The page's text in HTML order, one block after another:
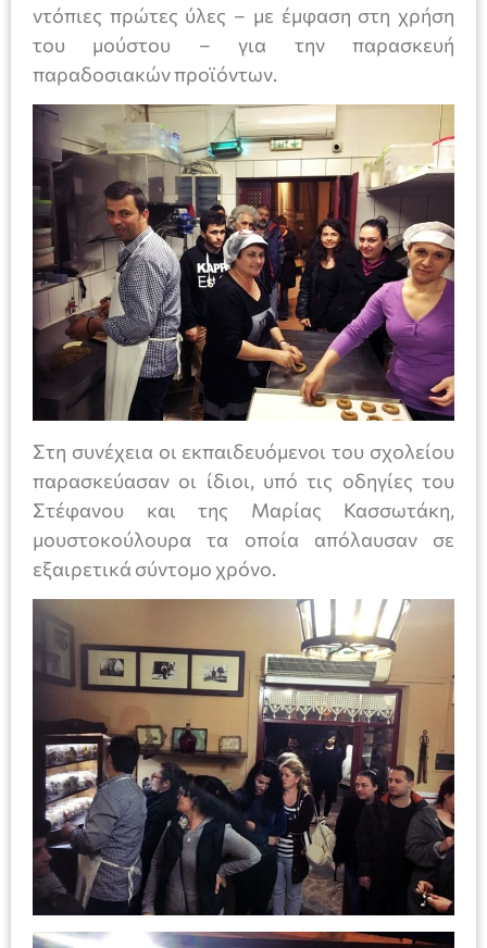
ντόπιες πρώτες ύλες – με έμφαση στη χρήση
του μούστου – για την παρασκευή
παραδοσιακών προϊόντων.
Στη συνέχεια οι εκπαιδευόμενοι του σχολείου
παρασκεύασαν οι ίδιοι, υπό τις οδηγίες του
Στέφανου και της Μαρίας Κασσωτάκη,
μουστοκούλουρα τα οποία απόλαυσαν σε
εξαιρετικά σύντομο χρόνο.